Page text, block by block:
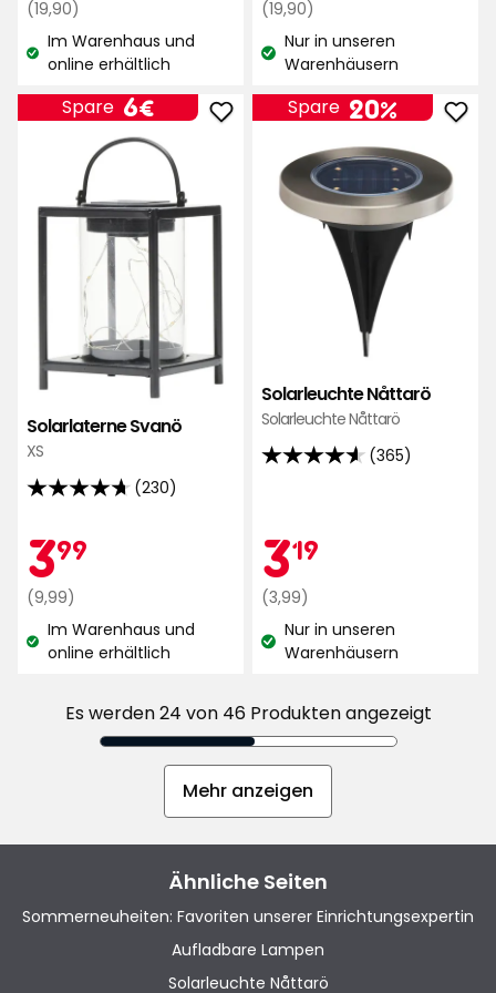
€
Regulärer
Preis
19,90
(19,90)
Lagerbestand:
Im Warenhaus und
online erhältlich
basierend
auf
108
Bewertungen
€
Regulärer
Preis
19,90
(19,90)
Lagerbestand:
Nur in unseren
Warenhäusern
Solarlaterne Svanö
XS
(230)
4.7
5
Sternen,
basierend
auf
230
Aktionspreis
399
€
Regulärer
Preis
9,99
(9,99)
Spare Preis
6€6
€
Lagerbestand:
Im Warenhaus und
online erhältlich
Solarlaterne
Favoriten
hinzufügen
Solarleuchte Nåttarö
Solarleuchte Nåttarö
(365)
4.6
Sternen,
basierend
auf
365
Bewertungen
319
€
Regulärer
Preis
3,99
(3,99)
Spare 20%
Lagerbestand:
Nur in unseren
Warenhäusern
Es werden 24 von 46 Produkten angezeigt
Mehr anzeigen
Ähnliche Seiten
Sommerneuheiten: Favoriten unserer Einrichtungsexpertin
Aufladbare Lampen
Solarleuchte Nåttarö